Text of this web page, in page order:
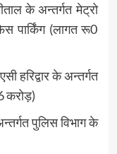
के अन्तर्गत मेट्रो
पार्किंग (लागत रू0
हरिद्वार के अन्तर्गत
करोड़)
पुलिस विभाग के